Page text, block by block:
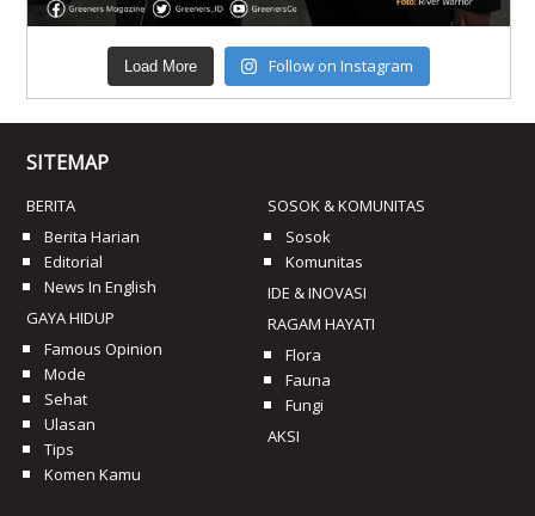
Load More Follow on Instagram
SITEMAP
BERITA
Berita Harian
Editorial
News In English
GAYA HIDUP
Famous Opinion
Mode
Sehat
Ulasan
Tips
Komen Kamu
SOSOK & KOMUNITAS
Sosok
Komunitas
IDE & INOVASI
RAGAM HAYATI
Flora
Fauna
Fungi
AKSI